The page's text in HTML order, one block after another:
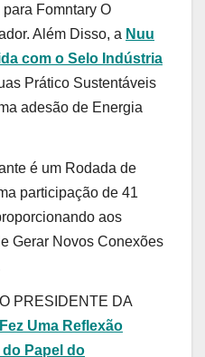
Fomntary O
Além Disso, a Nuu
com o Selo Indústria
Prático Sustentáveis
adesão de Energia
é um Rodada de
participação de 41
aos
Gerar Novos Conexões
PRESIDENTE DA
Uma Reflexão
Papel do